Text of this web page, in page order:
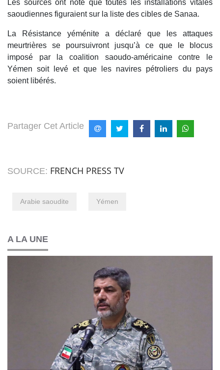
Les sources ont noté que toutes les installations vitales
saoudiennes figuraient sur la liste des cibles de Sanaa.
La Résistance yéménite a déclaré que les attaques
meurtrières se poursuivront jusqu’à ce que le blocus
imposé par la coalition saoudo-américaine contre le
Yémen soit levé et que les navires pétroliers du pays
soient libérés.
Partager Cet Article
SOURCE: FRENCH PRESS TV
Arabie saoudite Yémen
A LA UNE